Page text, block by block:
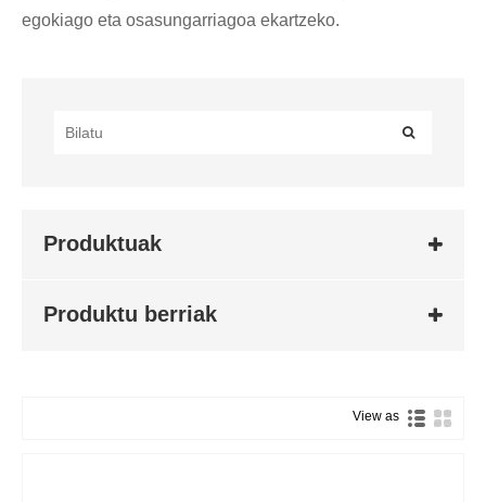
egokiago eta osasungarriagoa ekartzeko.
Produktuak
Produktu berriak
View as